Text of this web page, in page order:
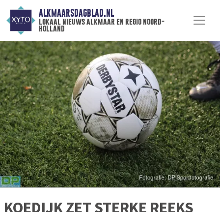
ALKMAARSDAGBLAD.NL
lokaal nieuws alkmaar en regio noord-
holland
KOEDIJK ZET STERKE REEKS